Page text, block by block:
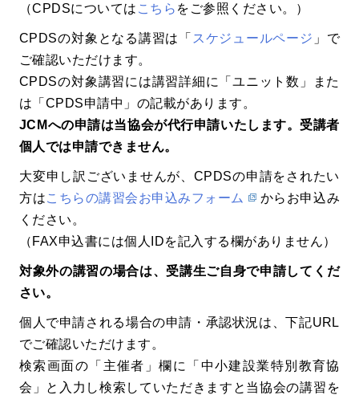
（CPDSについては こちら をご参照ください。）
CPDSの対象となる講習は「 スケジュールページ 」で
ご確認いただけます。
CPDSの対象講習には講習詳細に「ユニット数」また
は「CPDS申請中」の記載があります。
JCMへの申請は当協会が代行申請いたします。受講者
個人では申請できません。
大変申し訳ございませんが、CPDSの申請をされたい
方はこちらの講習会お申込みフォーム
からお申込み
ください。
（FAX申込書には個人IDを記入する欄がありません）
対象外の講習の場合は、受講生ご自身で申請してくだ
さい。
個人で申請される場合の申請・承認状況は、下記URL
でご確認いただけます。
検索画面の「主催者」欄に「中小建設業特別教育協
会」と入力し検索していただきますと当協会の講習を